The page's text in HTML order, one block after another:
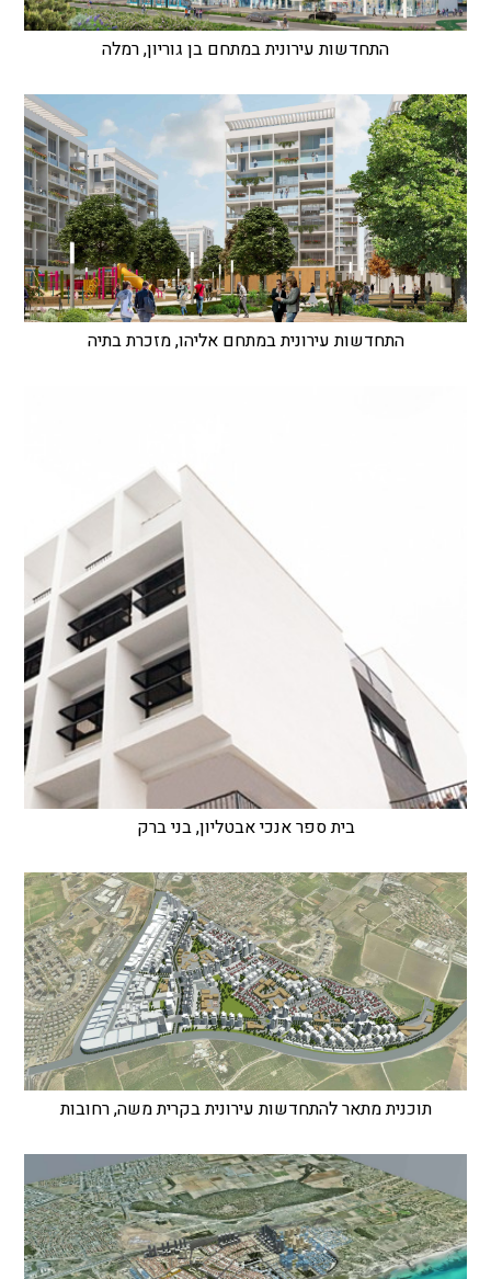
התחדשות עירונית במתחם בן גוריון, רמלה
התחדשות עירונית במתחם אליהו, מזכרת בתיה
בית ספר אנכי אבטליון, בני ברק
תוכנית מתאר להתחדשות עירונית בקרית משה, רחובות